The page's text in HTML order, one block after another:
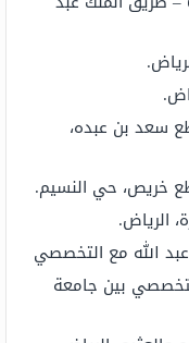
سعد بن عبده،
خريص، حي النسيم.
الرياض.
الله مع التخصصي
بين جامعة